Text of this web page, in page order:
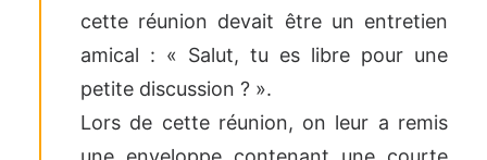
cette réunion devait être un entretien
amical : « Salut, tu es libre pour une
petite discussion ? ».
Lors de cette réunion, on leur a remis